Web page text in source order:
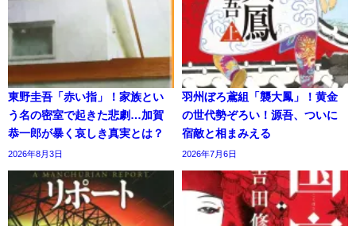
東野圭吾「赤い指」！家族とい
う名の密室で起きた悲劇…加賀
恭一郎が暴く哀しき真実とは？
2026年8月3日
羽州ぼろ鳶組「襲大鳳」！黄金
の世代勢ぞろい！源吾、ついに
宿敵と相まみえる
2026年7月6日